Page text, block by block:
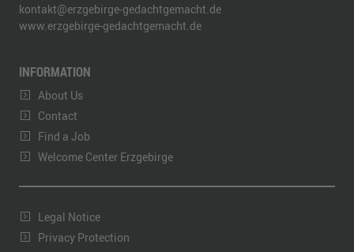
kontakt@erzgebirge-gedachtgemacht.de
www.erzgebirge-gedachtgemacht.de
INFORMATION
About Us
Contact
Find a Job
Welcome Center Erzgebirge
Legal Notice
Privacy Protection